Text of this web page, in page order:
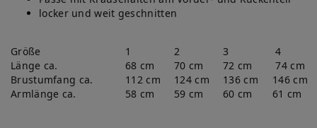
locker und weit geschnitten
Größe 1 2 3
4
Länge ca.
68 cm 70 cm 72 cm
74 cm
Brustumfang ca.
112 cm 124 cm 136 cm
146 cm
Armlänge ca.
58 cm 59 cm 60 cm 61 cm